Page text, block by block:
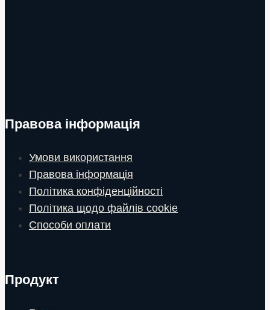
Правова інформація
Умови використання
Правова інформація
Політика конфіденційності
Політика щодо файлів cookie
Способи оплати
Продукт